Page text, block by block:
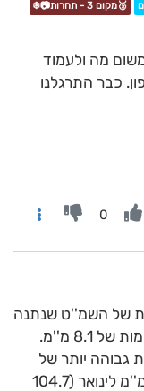
🥉מקום 3 - תחרות📷❄️
מה ולעמוד
כבר התרגלנו
0
של השמ''ט שנתנה
5 מ''מ לבני- ברק. בפועל נמדדה אצלי כמות של 8.1 מ''מ.
גבוהה יותר של
קרוב ל- 10 מ''מ). עברנו את קו ה- 100 מ''מ לינואר (104.7